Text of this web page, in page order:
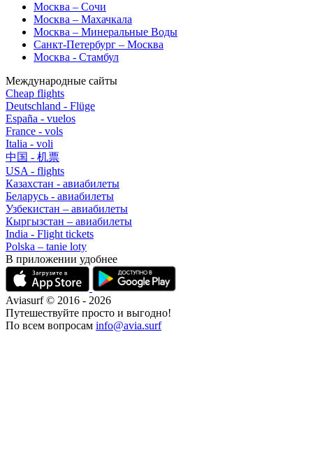
Москва – Сочи
Москва – Махачкала
Москва – Минеральные Воды
Санкт-Петербург – Москва
Москва - Стамбул
Международные сайты
Cheap flights
Deutschland - Flüge
España - vuelos
France - vols
Italia - voli
中国 - 机票
USA - flights
Казахстан - авиабилеты
Беларусь - авиабилеты
Узбекистан – авиабилеты
Кыргызстан – авиабилеты
India - Flight tickets
Polska – tanie loty
В приложении удобнее
Aviasurf © 2016 - 2026
Путешествуйте просто и выгодно!
По всем вопросам info@avia.surf